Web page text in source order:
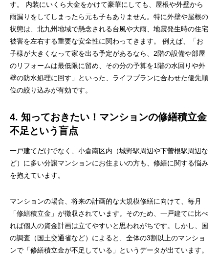
す。 内装にいくら大金をかけて豪華にしても、屋根や外壁から
雨漏りをしてしまったら元も子もありません。特に外壁や屋根の
状態は、北九州地域で懸念される台風や大雨、地震発生時の住宅
被害を左右する重要な安全性に関わってきます。 例えば、「お
子様が大きくなって家を出る予定があるなら、2階の設備や部屋
のリフォームは最低限に留め、その分の予算を1階の水回りや外
壁の防水処理に回す」といった、ライフプランに合わせた優先順
位の絞り込みが有効です。
4. 知っておきたい！マンションの修繕積立金
不足という盲点
一戸建てだけでなく、小倉南区内（城野駅周辺や下曽根駅周辺な
ど）に多い分譲マンションにお住まいの方も、修繕に関する悩み
を抱えています。
マンションの場合、将来の計画的な大規模修繕に向けて、毎月
「修繕積立金」が徴収されています。そのため、一戸建てに比べ
れば個人の資金計画は立てやすいと思われがちです。しかし、国
の調査（国土交通省など）によると、全体の3割以上のマンショ
ンで「修繕積立金が不足している」というデータが出ています。